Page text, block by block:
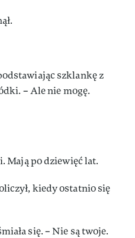
szklankę z
– Ale nie mogę.
Mają po dziewięć lat.
kiedy ostatnio się
się. – Nie są twoje.